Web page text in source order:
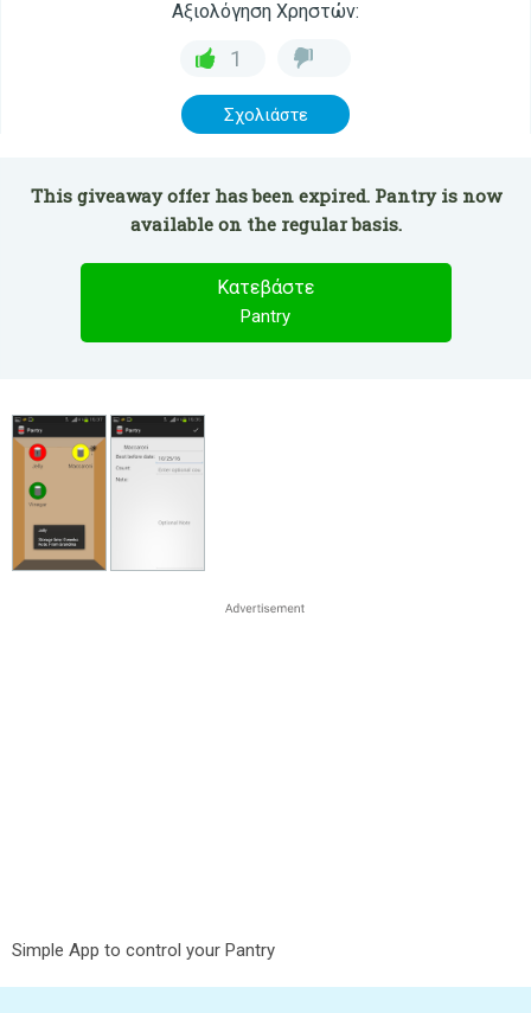
Αξιολόγηση Χρηστών:
1
Σχολιάστε
This giveaway offer has been expired. Pantry is now
available on the regular basis.
Κατεβάστε
Pantry
Simple App to control your Pantry